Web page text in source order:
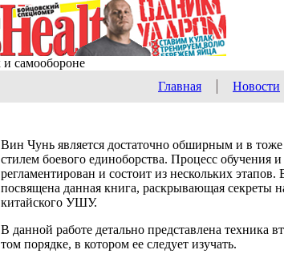
Главная Новости
Вин Чунь является достаточно обширным и в
стилем боевого единоборства. Процесс обучения
регламентирован и состоит из нескольких
посвящена данная книга, раскрывающая секреты
китайского УШУ.
В данной работе детально представлена техника
том порядке, в котором ее следует изучать.